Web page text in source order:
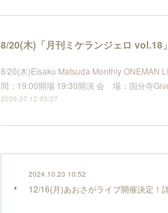
8/20(木)「月刊ミケランジェロ vol.18
8/20(木)Eisaku Matsuda Monthly ONEMAN
間：19:00開場 19:30開演 会 場：国分寺
2026.07.12 03:27
2024.10.23 10:52
12/16(月)あおさがライブ開催決定！